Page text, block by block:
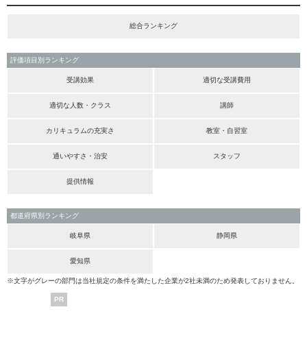
総合ランキング
評価項目別ランキング
受講効果 適切な受講費用
適切な人数・クラス 講師
カリキュラムの充実さ 教室・自習室
通いやすさ・治安 スタッフ
提供情報
都道府県別ランキング
岐阜県 静岡県
愛知県
※文字がグレーの部門は当社規定の条件を満たした企業が2社未満のため発表しておりません。
PR